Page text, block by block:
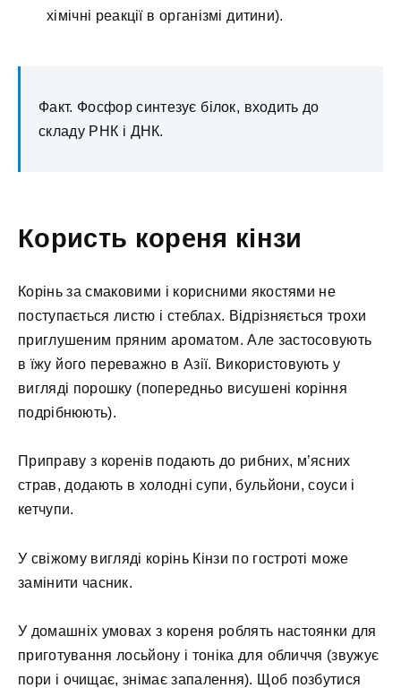
хімічні реакції в організмі дитини).
Факт. Фосфор синтезує білок, входить до
складу РНК і ДНК.
Користь кореня кінзи
Корінь за смаковими і корисними якостями не
поступається листю і стеблах. Відрізняється трохи
приглушеним пряним ароматом. Але застосовують
в їжу його переважно в Азії. Використовують у
вигляді порошку (попередньо висушені коріння
подрібнюють).
Приправу з коренів подають до рибних, м’ясних
страв, додають в холодні супи, бульйони, соуси і
кетчупи.
У свіжому вигляді корінь Кінзи по гостроті може
замінити часник.
У домашніх умовах з кореня роблять настоянки для
приготування лосьйону і тоніка для обличчя (звужує
пори і очищає, знімає запалення). Щоб позбутися